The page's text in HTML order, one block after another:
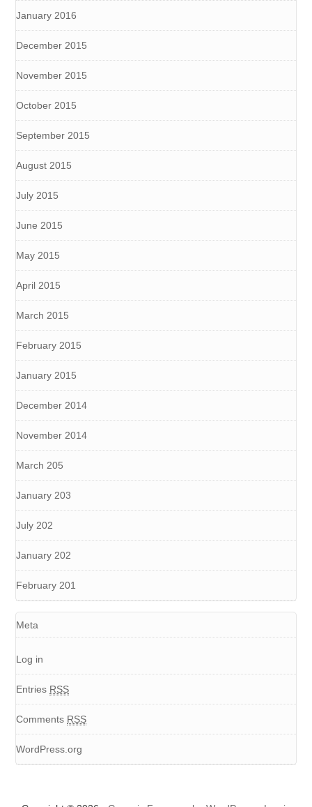
January 2016
December 2015
November 2015
October 2015
September 2015
August 2015
July 2015
June 2015
May 2015
April 2015
March 2015
February 2015
January 2015
December 2014
November 2014
March 205
January 203
July 202
January 202
February 201
Meta
Log in
Entries RSS
Comments RSS
WordPress.org